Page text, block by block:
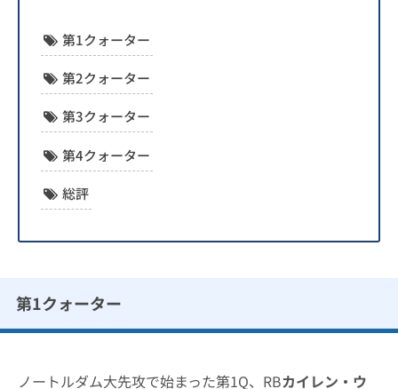
第1クォーター
第2クォーター
第3クォーター
第4クォーター
総評
第1クォーター
ノートルダム大先攻で始まった第1Q、RBカイレン・ウ